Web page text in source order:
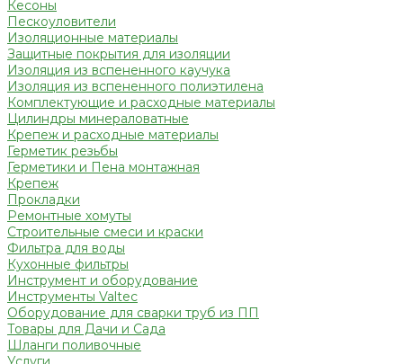
Кесоны
Пескоуловители
Изоляционные материалы
Защитные покрытия для изоляции
Изоляция из вспененного каучука
Изоляция из вспененного полиэтилена
Комплектующие и расходные материалы
Цилиндры минераловатные
Крепеж и расходные материалы
Герметик резьбы
Герметики и Пена монтажная
Крепеж
Прокладки
Ремонтные хомуты
Строительные смеси и краски
Фильтра для воды
Кухонные фильтры
Инструмент и оборудование
Инструменты Valtec
Оборудование для сварки труб из ПП
Товары для Дачи и Сада
Шланги поливочные